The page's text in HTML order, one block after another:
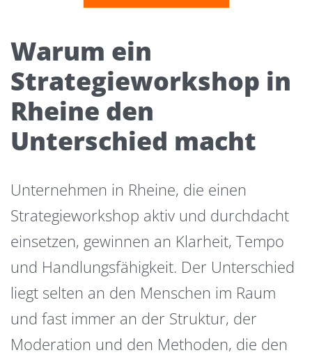
Warum ein
Strategieworkshop in
Rheine den
Unterschied macht
Unternehmen in Rheine, die einen
Strategieworkshop aktiv und durchdacht
einsetzen, gewinnen an Klarheit, Tempo
und Handlungsfähigkeit. Der Unterschied
liegt selten an den Menschen im Raum
und fast immer an der Struktur, der
Moderation und den Methoden, die den